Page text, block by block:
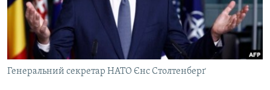
ВІДЕОУРОКИ «ELIFBE»
СВІДЧЕННЯ ОКУПАЦІЇ
УКРАЇНСЬКА ПРОБЛЕМА КРИМУ
ІНФОГРАФІКА
Русский
Qırımtatar
ДОЛУЧАЙСЯ!
Генеральний секретар НАТО Єнс Столтенберґ